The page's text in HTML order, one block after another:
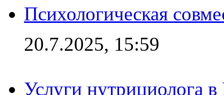
Психологическая
20.7.2025, 15:59
Услуги нутрициолога